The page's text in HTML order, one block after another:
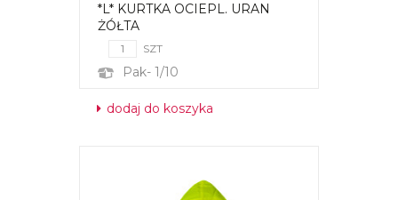
*L* KURTKA OCIEPL. URAN
ŻÓŁTA
SZT
Pak- 1/10
dodaj do koszyka